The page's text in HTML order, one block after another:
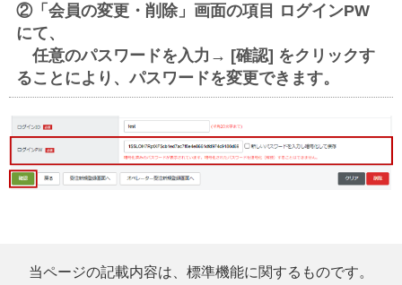
②「会員の変更・削除」画面の項目 ログインPW
にて、
任意のパスワードを入力→ [確認] をクリックす
ることにより、パスワードを変更できます。
当ページの記載内容は、標準機能に関するものです。